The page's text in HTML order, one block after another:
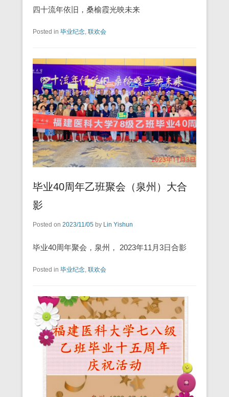
四十流年依旧，桑榆霞光映未来
Posted in 毕业纪念 联欢会
毕业40周年乙班聚会（泉州）大合
影
Posted on 2023/11/05 by Lin Yishun
毕业40周年聚会，泉州， 2023年11月3日合影
Posted in 毕业纪念 联欢会